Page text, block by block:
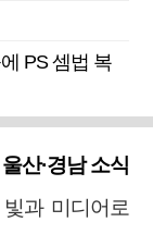
PS 셈법 복
울산·경남 소식
과 미디어로